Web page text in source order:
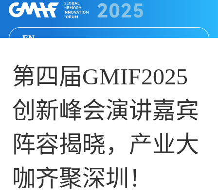
EN
第四届GMIF2025
创新峰会演讲嘉宾
阵容揭晓，产业大
咖齐聚深圳！